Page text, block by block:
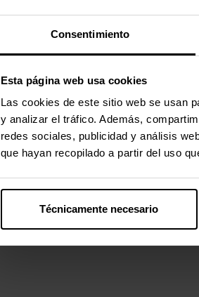
Consentimiento
Esta página web usa cookies
Las cookies de este sitio web se usan
y analizar el tráfico. Además,
redes sociales, publicidad y análisis
que hayan recopilado a partir del uso
Técnicamente necesario